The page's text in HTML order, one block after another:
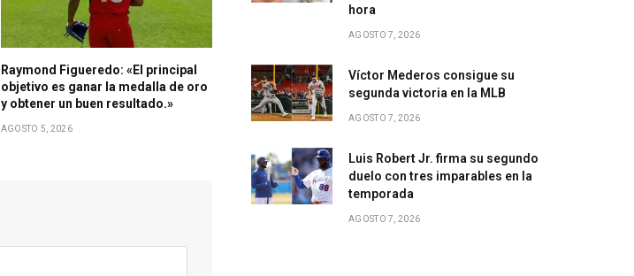
Raymond Figueredo: «El principal
objetivo es ganar la medalla de oro
y obtener un buen resultado.»
AGOSTO 5, 2026
hora
AGOSTO 7, 2026
Víctor Mederos consigue su
segunda victoria en la MLB
AGOSTO 7, 2026
Luis Robert Jr. firma su segundo
duelo con tres imparables en la
temporada
AGOSTO 7, 2026